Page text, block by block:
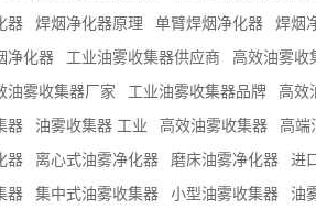
器 焊烟净化器原理 单臂焊烟净化器 焊烟
净化器 工业油雾收集器供应商 高效油雾收
油雾收集器厂家 工业油雾收集器品牌 高效
器 油雾收集器 工业 高效油雾收集器 高端
器 离心式油雾净化器 磨床油雾净化器 进
器 集中式油雾收集器 小型油雾收集器 油